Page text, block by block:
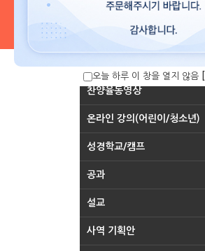
찬양율동영상
온라인 강의(어린이/청소년)
성경학교/캠프
공과
설교
사역 기획안
오늘 하루 이 창을 열지 않음